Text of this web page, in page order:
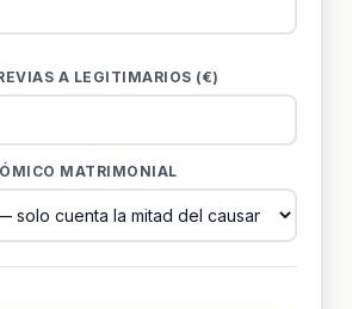
A LEGITIMARIOS (€)
MATRIMONIAL